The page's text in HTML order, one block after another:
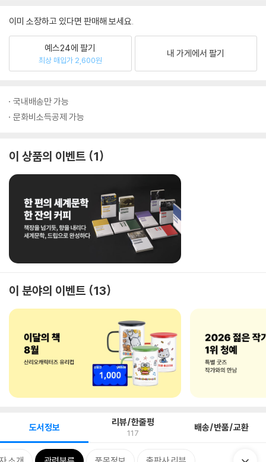
이미 소장하고 있다면 판매해 보세요.
예스24에 팔기
최상 매입가 2,600원
내 가게에서 팔기
국내배송만 가능
문화비소득공제 가능
이 상품의 이벤트 1
이 분야의 이벤트 13
도서정보 리뷰/한줄평
117 배송/반품/교환